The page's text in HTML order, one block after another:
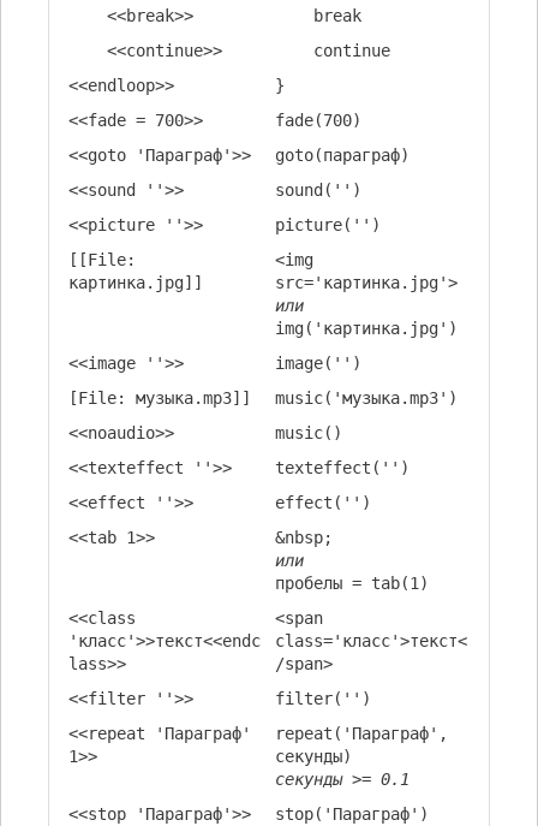
<<break>>
break
<<continue>>
continue
<<endloop>>
}
<<fade = 700>>
fade(700)
<<goto 'Параграф'>>
goto(параграф)
<<sound ''>>
sound('')
<<picture ''>>
picture('')
[[File:
картинка.jpg]]
<img
src='картинка.jpg'>
или
img('картинка.jpg')
<<image ''>>
image('')
[File: музыка.mp3]]
music('музыка.mp3')
<<noaudio>>
music()
<<texteffect ''>>
texteffect('')
<<effect ''>>
effect('')
<<tab 1>>
&nbsp;
или
пробелы = tab(1)
<<class
'класс'>>текст<<endc
lass>>
<span
class='класс'>текст<
/span>
<<filter ''>>
filter('')
<<repeat 'Параграф'
1>>
repeat('Параграф',
секунды)
секунды >= 0.1
<<stop 'Параграф'>>
stop('Параграф')